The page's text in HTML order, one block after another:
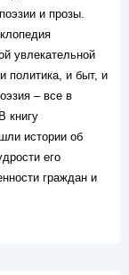
и прозы.
увлекательной
политика, и быт, и
– все в
книгу
истории об
его
граждан и